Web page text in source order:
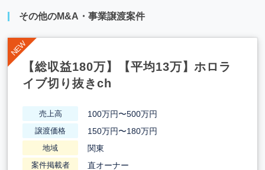
その他のM&A・事業譲渡案件
【総収益180万】【平均13万】ホロラ
イブ切り抜きch
売上高 100万円〜500万円
譲渡価格 150万円〜180万円
地域 関東
案件掲載者 直オーナー